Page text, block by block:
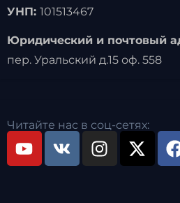
УНП: 101513467
Юридический и почтовый
пер. Уральский д.15 оф. 558
Читайте нас в соц-сетях: